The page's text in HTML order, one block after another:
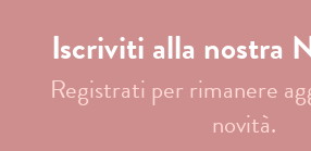
Iscriviti alla nostra
Registrati per rimanere
novità.